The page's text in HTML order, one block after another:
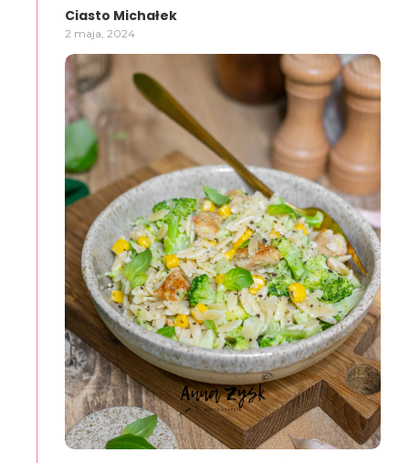
Ciasto Michałek
2 maja, 2024